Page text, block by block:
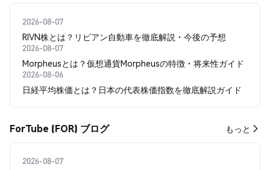
2026-08-07
RIVN株とは？リビアン自動車を徹底解説・今後の予想
2026-08-07
Morpheusとは？仮想通貨Morpheusの特徴・将来性ガイド
2026-08-06
日経平均株価とは？日本の代表株価指数を徹底解説ガイド
ForTube (FOR) ブログ もっと
2026-08-07